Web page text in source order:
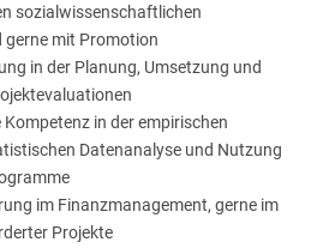
sozialwissenschaftlichen
mit Promotion
in der Planung, Umsetzung und
in der empirischen
Datenanalyse und Nutzung
im Finanzmanagement, gerne im
Projekte